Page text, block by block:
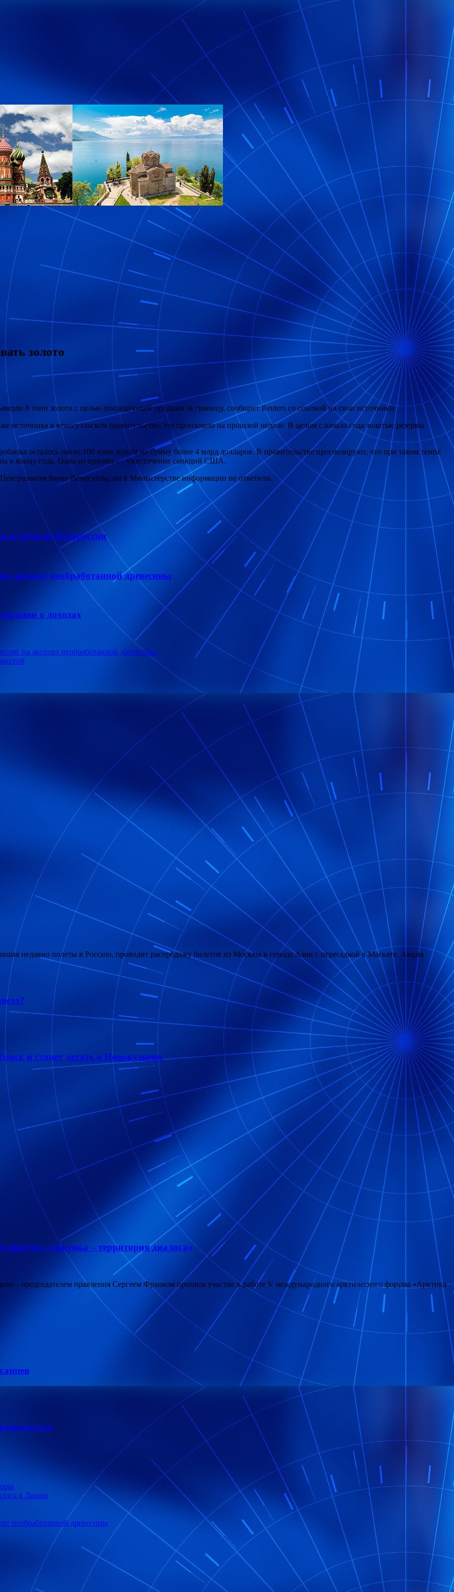
золото
8 тонн золота с целью последующей продажи за границу, сообщает Reuters со ссылкой на свои источники.
источника в венесуэльском правительстве, это произошло на прошлой неделе. В целом с начала года золотые резервы
осталось около 100 тонн золота на сумму более 4 млрд долларов. В правительстве прогнозируют, что при таком темпе
к концу года. Одна из причин — ужесточение санкций США.
банке Венесуэлы, ни в Министерстве информации не ответили.
и груш из Белоруссии
экспорт необработанной древесины
о доходах
на экспорт необработанной древесины
недавно полеты в Россию, проводит распродажу билетов из Москвы в города Азии с пересадкой в Маскате. Акция
и станет летать в Новокузнецк
форуме «Арктика – территория диалога»
– председателем правления Сергеем Франком приняла участие в работе V международного арктического форума «Арктика
в Ливии
необработанной древесины